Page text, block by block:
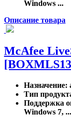
Windows ...
Описание товара
McAfee
Назначение:
Тип
Поддержка
Windows 7, ...